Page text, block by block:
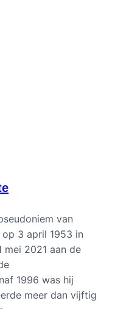
van
3 april 1953 in
mei 2021 aan de
1996 was hij
meer dan vijftig